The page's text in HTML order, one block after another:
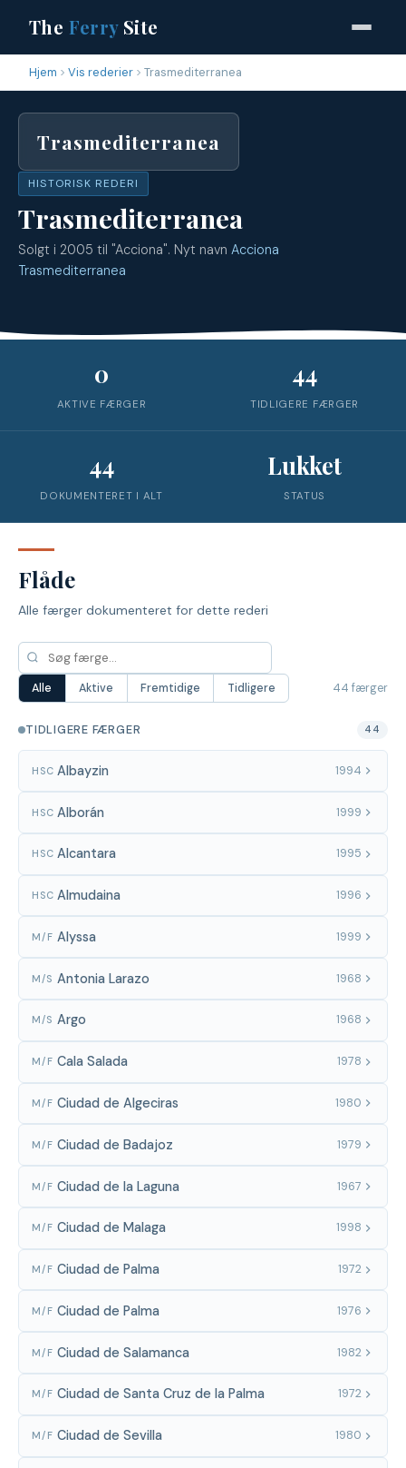
The FerrySite
Hjem Vis rederier Trasmediterranea
Trasmediterranea
HISTORISK REDERI
Trasmediterranea
Solgt i 2005 til "Acciona". Nyt navn Acciona
Trasmediterranea
0
AKTIVE FÆRGER
44
TIDLIGERE FÆRGER
44
DOKUMENTERET I ALT
Lukket
STATUS
Flåde
Alle færger dokumenteret for dette rederi
Alle Aktive Fremtidige Tidligere 44 færger
TIDLIGERE FÆRGER 44
HSC Albayzin 1994
HSC Alborán 1999
HSC Alcantara 1995
HSC Almudaina 1996
M/F Alyssa 1999
M/S Antonia Larazo 1968
M/S Argo 1968
M/F Cala Salada 1978
M/F Ciudad de Algeciras 1980
M/F Ciudad de Badajoz 1979
M/F Ciudad de la Laguna 1967
M/F Ciudad de Malaga 1998
M/F Ciudad de Palma 1972
M/F Ciudad de Palma 1976
M/F Ciudad de Salamanca 1982
M/F Ciudad de Santa Cruz de la Palma 1972
M/F Ciudad de Sevilla 1980